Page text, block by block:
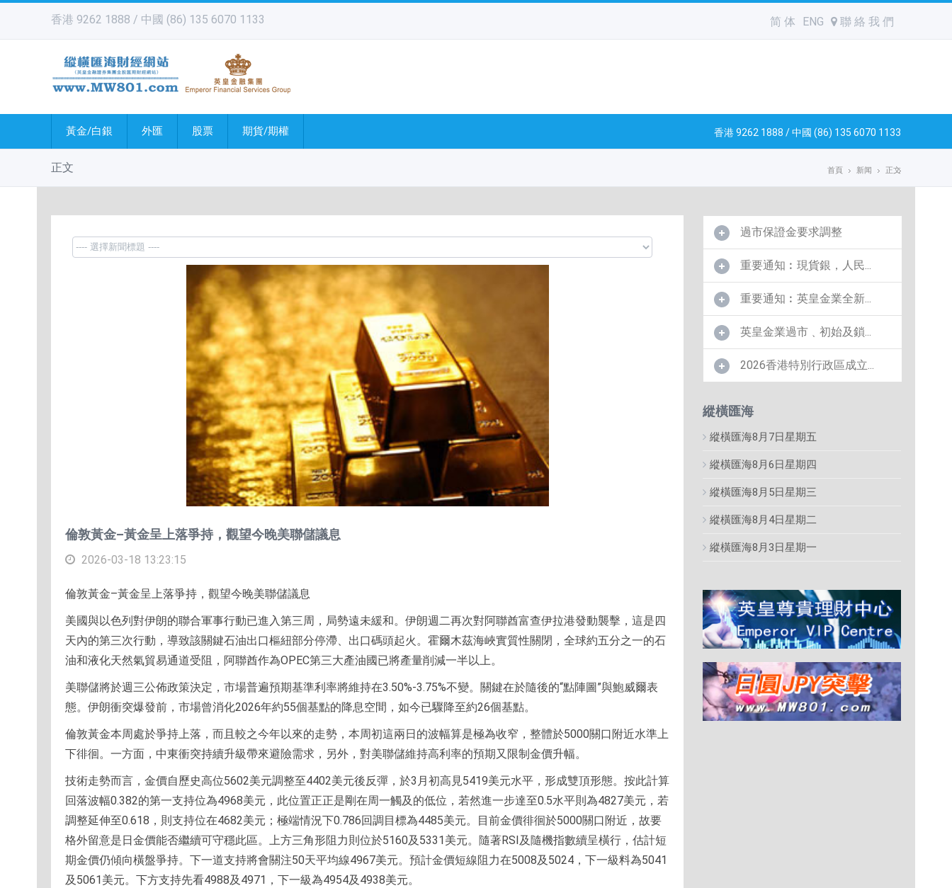
香港 9262 1888 / 中國 (86) 135 6070 1133 简 体 ENG 聯 絡 我 們
黃金/白銀 外匯 股票 期貨/期權 香港 9262 1888 / 中國 (86) 135 6070 1133
正文 首頁 新闻 正文
倫敦黃金–黃金呈上落爭持，觀望今晚美聯儲議息
2026-03-18 13:23:15
倫敦黃金–黃金呈上落爭持，觀望今晚美聯儲議息
美國與以色列對伊朗的聯合軍事行動已進入第三周，局勢遠未緩和。伊朗週二再次對阿聯酋富查伊拉港發動襲擊，這是四
天內的第三次行動，導致該關鍵石油出口樞紐部分停滯、出口碼頭起火。霍爾木茲海峽實質性關閉，全球約五分之一的石
油和液化天然氣貿易通道受阻，阿聯酋作為OPEC第三大產油國已將產量削減一半以上。
美聯儲將於週三公佈政策決定，市場普遍預期基準利率將維持在3.50%-3.75%不變。關鍵在於隨後的“點陣圖”與鮑威爾表
態。伊朗衝突爆發前，市場曾消化2026年約55個基點的降息空間，如今已驟降至約26個基點。
倫敦黃金本周處於爭持上落，而且較之今年以來的走勢，本周初這兩日的波幅算是極為收窄，整體於5000關口附近水準上
下徘徊。一方面，中東衝突持續升級帶來避險需求，另外，對美聯儲維持高利率的預期又限制金價升幅。
技術走勢而言，金價自歷史高位5602美元調整至4402美元後反彈，於3月初高見5419美元水平，形成雙頂形態。按此計算
回落波幅0.382的第一支持位為4968美元，此位置正正是剛在周一觸及的低位，若然進一步達至0.5水平則為4827美元，若
調整延伸至0.618，則支持位在4682美元；極端情況下0.786回調目標為4485美元。目前金價徘徊於5000關口附近，故要
格外留意是日金價能否繼續可守穩此區。上方三角形阻力則位於5160及5331美元。隨著RSI及隨機指數續呈橫行，估計短
期金價仍傾向橫盤爭持。下一道支持將會關注50天平均線4967美元。預計金價短線阻力在5008及5024，下一級料為5041
及5061美元。下方支持先看4988及4971，下一級為4954及4938美元。
過市保證金要求調整
重要通知︰現貨銀，人民...
重要通知︰英皇金業全新...
英皇金業過市﹑初始及鎖...
2026香港特別行政區成立...
縱橫匯海
縱橫匯海8月7日星期五
縱橫匯海8月6日星期四
縱橫匯海8月5日星期三
縱橫匯海8月4日星期二
縱橫匯海8月3日星期一